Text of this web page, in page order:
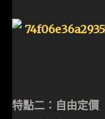
特點二：自由定價